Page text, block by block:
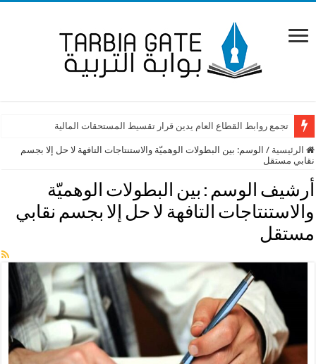
تجمع روابط القطاع العام يدين قرار تقسيط المستحقات المالية
الرئيسية / الوسم: بين البطولات الوهميّة والاستنتاجات التافهة لا حل إلا بجسم
نقابي مستقل
أرشيف الوسم : بين البطولات الوهميّة
والاستنتاجات التافهة لا حل إلا بجسم نقابي
مستقل